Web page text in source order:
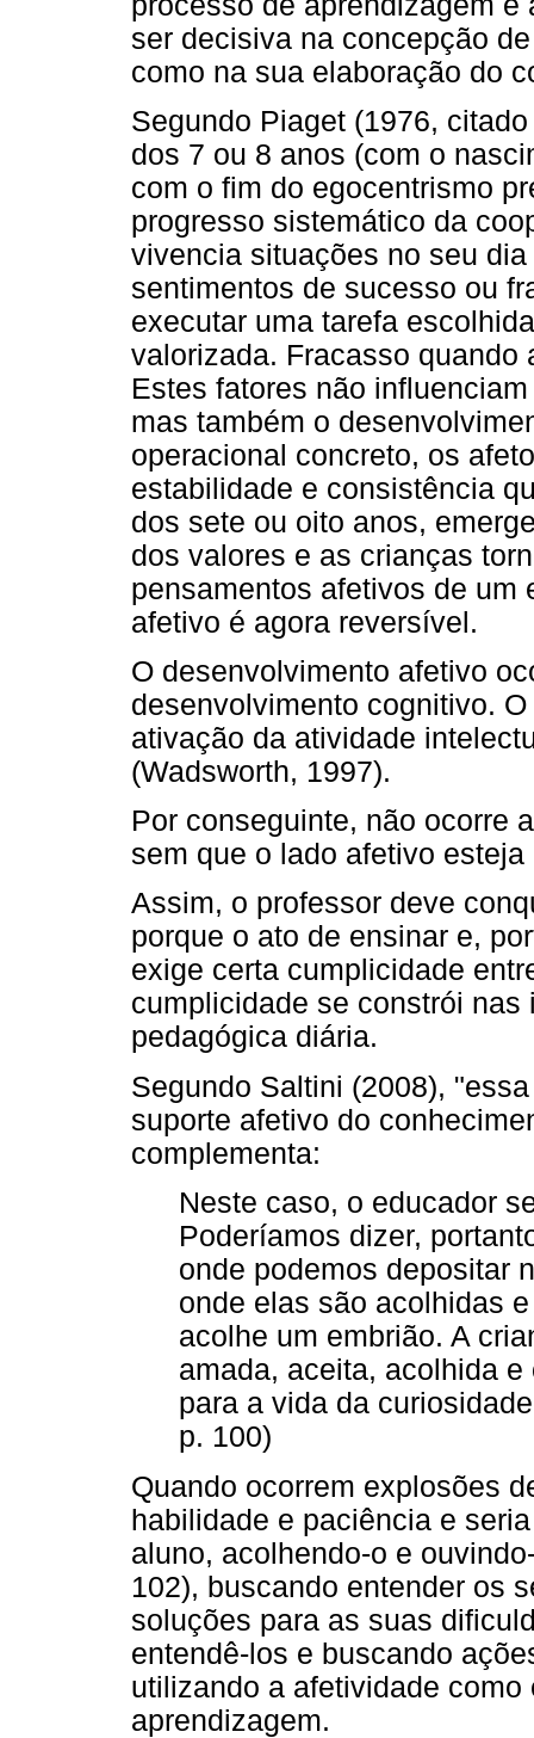
ser decisiva na concepção
como na sua elaboração do
Segundo Piaget (1976,
dos 7 ou 8 anos (com o
com o fim do egocentrismo
progresso sistemático da
vivencia situações no seu
sentimentos de sucesso ou
executar uma tarefa
valorizada. Fracasso quando
Estes fatores não
mas também o
operacional concreto, os
estabilidade e consistência
dos sete ou oito anos,
dos valores e as crianças
pensamentos afetivos de um
afetivo é agora reversível.
O desenvolvimento afetivo
desenvolvimento cognitivo.
ativação da atividade
(Wadsworth, 1997).
Por conseguinte, não ocorre
sem que o lado afetivo
Assim, o professor deve
porque o ato de ensinar e,
exige certa cumplicidade
cumplicidade se constrói
pedagógica diária.
Segundo Saltini (2008),
suporte afetivo do
complementa:
Neste caso, o educador
Poderíamos dizer,
onde podemos depositar
onde elas são acolhidas
acolhe um embrião. A
amada, aceita, acolhida
para a vida da
p. 100)
Quando ocorrem explosões
habilidade e paciência e
aluno, acolhendo-o e
102), buscando entender os
soluções para as suas
entendê-los e buscando
utilizando a afetividade
aprendizagem.